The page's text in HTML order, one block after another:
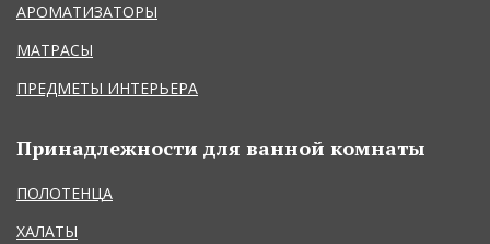
АРОМАТИЗАТОРЫ
МАТРАСЫ
ПРЕДМЕТЫ ИНТЕРЬЕРА
Принадлежности для ванной комнаты
ПОЛОТЕНЦА
ХАЛАТЫ